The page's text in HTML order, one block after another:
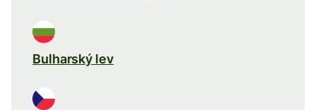
Bulharský lev